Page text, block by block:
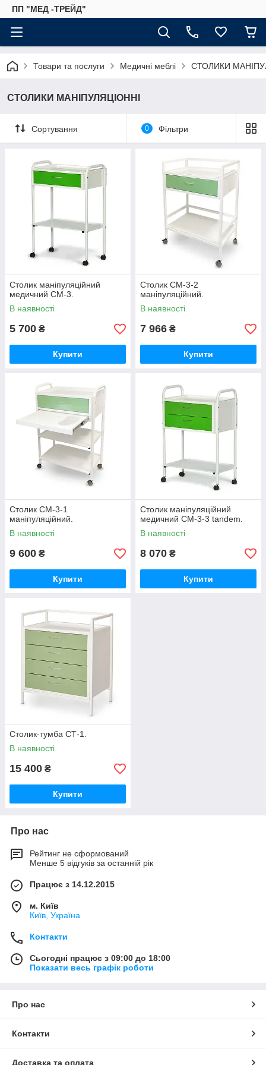
ПП "МЕД -ТРЕЙД"
Товари та послуги Медичні меблі СТОЛИКИ
СТОЛИКИ МАНІПУЛЯЦІОННІ
Сортування 0 Фільтри
Столик маніпуляційний
медичний СМ-3.
В наявності
5 700 ₴
Купити
Столик СМ-3-2
маніпуляційний.
В наявності
7 966 ₴
Купити
Столик СМ-3-1
маніпуляційний.
В наявності
9 600 ₴
Купити
Столик маніпуляційний
медичний СМ-3-3 tandem.
В наявності
8 070 ₴
Купити
Столик-тумба СТ-1.
В наявності
15 400 ₴
Купити
Про нас
Рейтинг не сформований
Менше 5 відгуків за останній рік
Працює з 14.12.2015
м. Київ
Київ, Україна
Контакти
Сьогодні працює з 09:00 до 18:00
Показати весь графік роботи
Про нас
Контакти
Доставка та оплата